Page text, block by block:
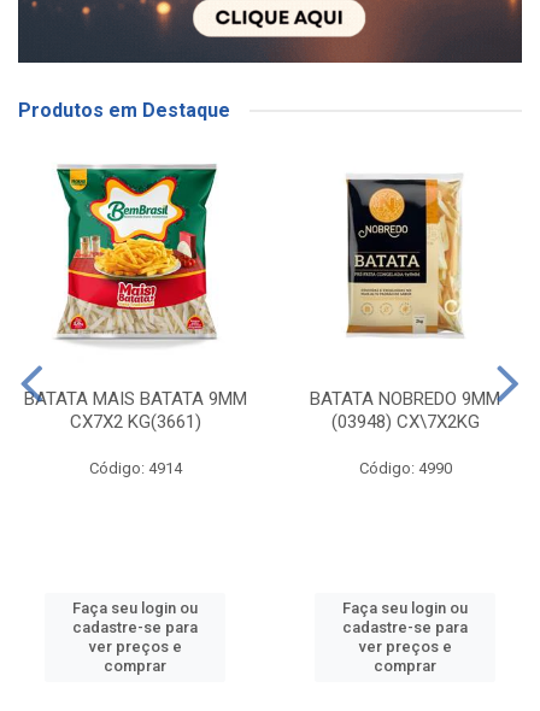
Produtos em Destaque
BATATA MAIS BATATA 9MM
CX7X2 KG(3661)
Código: 4914
Faça seu login ou
cadastre-se para
ver preços e
comprar
BATATA NOBREDO 9MM
(03948) CX\7X2KG
Código: 4990
Faça seu login ou
cadastre-se para
ver preços e
comprar